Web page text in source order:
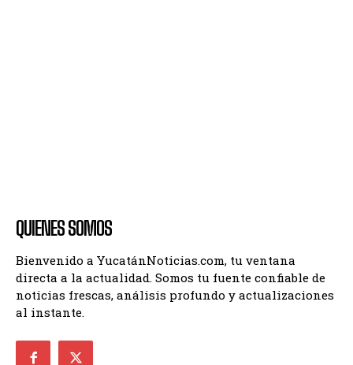
QUIENES SOMOS
Bienvenido a YucatánNoticias.com, tu ventana
directa a la actualidad. Somos tu fuente confiable de
noticias frescas, análisis profundo y actualizaciones
al instante.